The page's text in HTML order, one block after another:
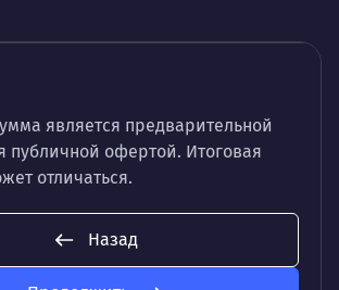
является предварительной
публичной офертой. Итоговая
отличаться.
Назад